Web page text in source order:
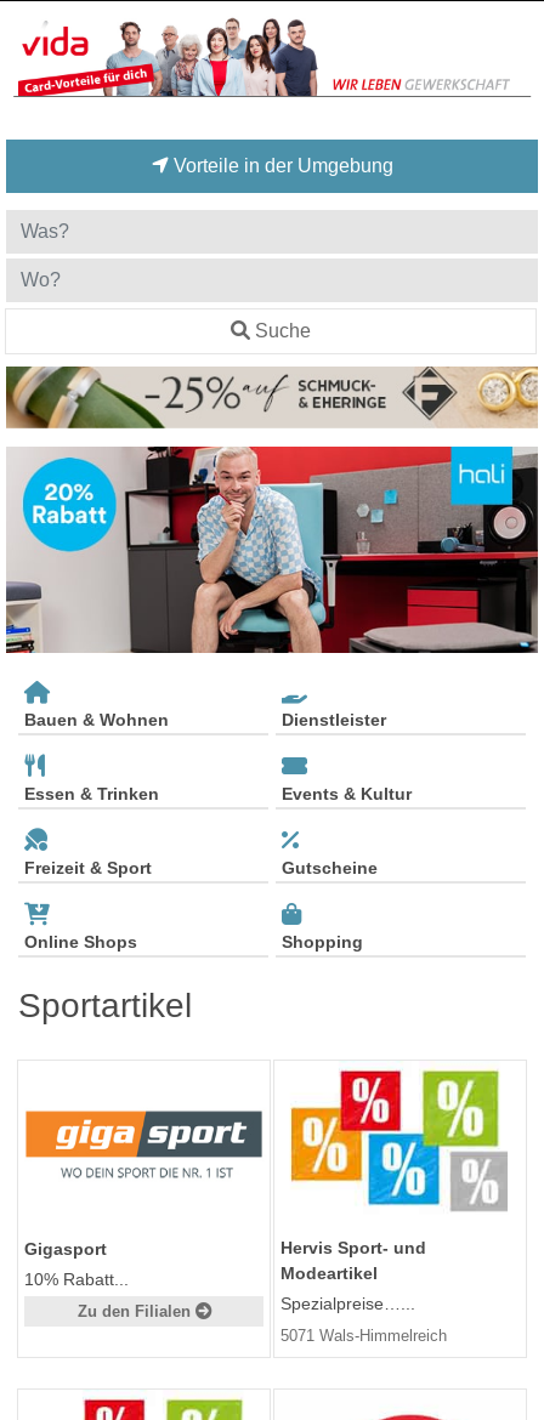
Vorteile in der Umgebung
Suche
Bauen & Wohnen Dienstleister
Essen & Trinken Events & Kultur
Freizeit & Sport Gutscheine
Online Shops Shopping
Sportartikel
Gigasport
10% Rabatt...
Zu den Filialen
Hervis Sport- und
Modeartikel
Spezialpreise…...
5071 Wals-Himmelreich